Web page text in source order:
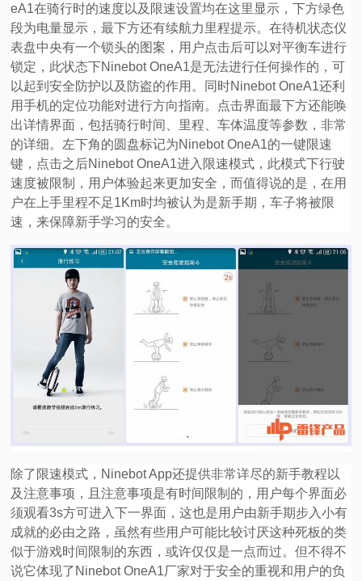
eA1在骑行时的速度以及限速设置均在这里显示，下方绿色
段为电量显示，最下方还有续航力里程提示。在待机状态仪
表盘中央有一个锁头的图案，用户点击后可以对平衡车进行
锁定，此状态下Ninebot OneA1是无法进行任何操作的，可
以起到安全防护以及防盗的作用。同时Ninebot OneA1还利
用手机的定位功能对进行方向指南。点击界面最下方还能唤
出详情界面，包括骑行时间、里程、车体温度等参数，非常
的详细。左下角的圆盘标记为Ninebot OneA1的一键限速
键，点击之后Ninebot OneA1进入限速模式，此模式下行驶
速度被限制，用户体验起来更加安全，而值得说的是，在用
户在上手里程不足1Km时均被认为是新手期，车子将被限
速，来保障新手学习的安全。
除了限速模式，Ninebot App还提供非常详尽的新手教程以
及注意事项，且注意事项是有时间限制的，用户每个界面必
须观看3s方可进入下一界面，这也是用户由新手期步入小有
成就的必由之路，虽然有些用户可能比较讨厌这种死板的类
似于游戏时间限制的东西，或许仅仅是一点而过。但不得不
说它体现了Ninebot OneA1厂家对于安全的重视和用户的负